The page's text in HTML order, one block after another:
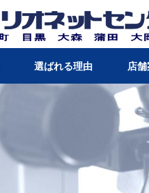
選ばれる理由 店